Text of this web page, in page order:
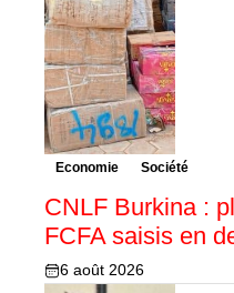
Economie Société
CNLF Burkina :
FCFA saisis en
6 août 2026